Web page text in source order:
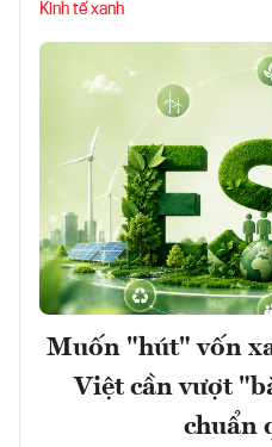
Kinh tế xanh
Muốn "hút" vốn
Việt cần vượt
chuẩn